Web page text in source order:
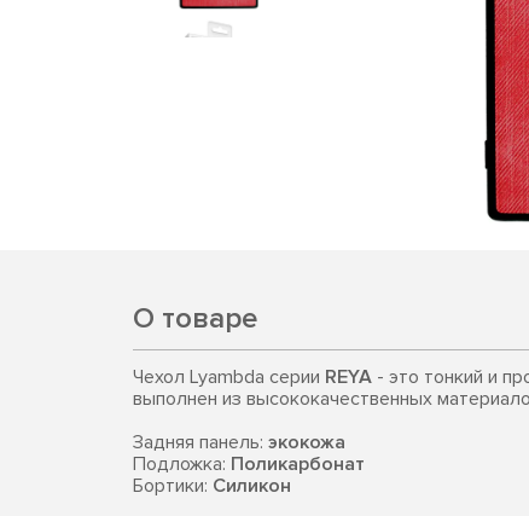
О товаре
Чехол Lyambda серии REYA - это тонкий и
выполнен из высококачественных
Задняя панель: экокожа
Подложка: Поликарбонат
Бортики: Силикон